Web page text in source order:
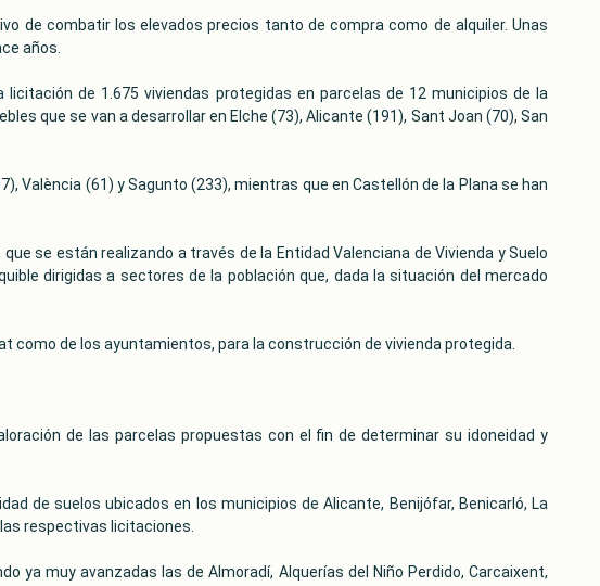
de combatir los elevados precios tanto de compra como de alquiler. Unas
años.
de 1.675 viviendas protegidas en parcelas de 12 municipios de la
que se van a desarrollar en Elche (73), Alicante (191), Sant Joan (70), San
València (61) y Sagunto (233), mientras que en Castellón de la Plana se han
se están realizando a través de la Entidad Valenciana de Vivienda y Suelo
dirigidas a sectores de la población que, dada la situación del mercado
como de los ayuntamientos, para la construcción de vivienda protegida.
de las parcelas propuestas con el fin de determinar su idoneidad y
de suelos ubicados en los municipios de Alicante, Benijófar, Benicarló, La
respectivas licitaciones.
ya muy avanzadas las de Almoradí, Alquerías del Niño Perdido, Carcaixent,